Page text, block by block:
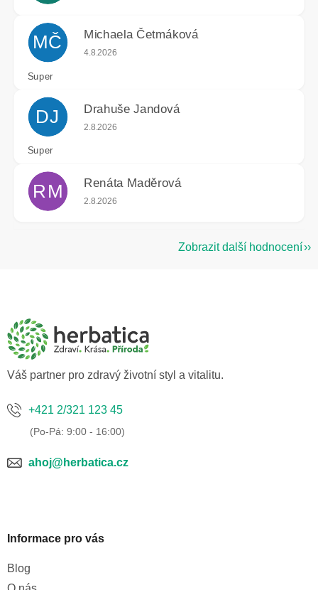
MČ Michaela Četmáková
Hodnocení obchodu je 5 z 5 hvězdiček.
4.8.2026
Super
DJ Drahuše Jandová
Hodnocení obchodu je 5 z 5 hvězdiček.
2.8.2026
Super
RM Renáta Maděrová
Hodnocení obchodu je 5 z 5 hvězdiček.
2.8.2026
Zobrazit další hodnocení
a
Váš partner pro zdravý životní styl a vitalitu.
+421 2/321 123 45
ahoj@herbatica.cz
Informace pro vás
Blog